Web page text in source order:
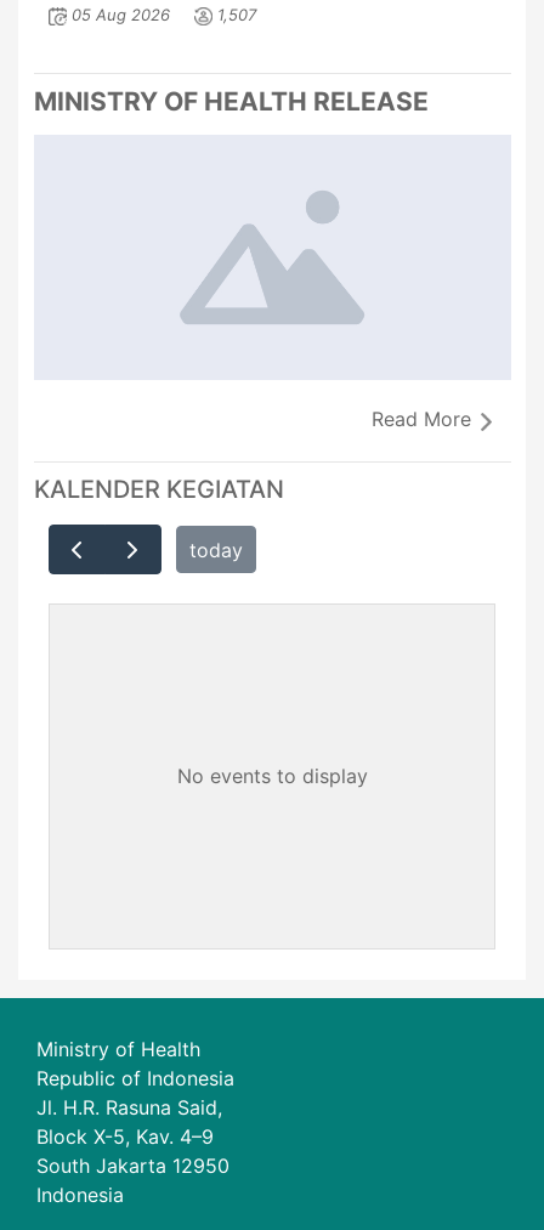
05 Aug 2026 1,507
MINISTRY OF HEALTH RELEASE
Read More
KALENDER KEGIATAN
today
No events to display
Ministry of Health
Republic of Indonesia
Jl. H.R. Rasuna Said,
Block X-5, Kav. 4–9
South Jakarta 12950
Indonesia